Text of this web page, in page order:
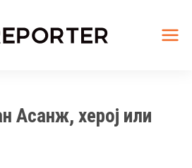
Асанж, херој или